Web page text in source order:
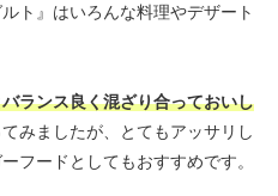
ト』はいろんな料理やデザート
ランス良く混ざり合っておいし
みましたが、とてもアッサリし
フードとしてもおすすめです。